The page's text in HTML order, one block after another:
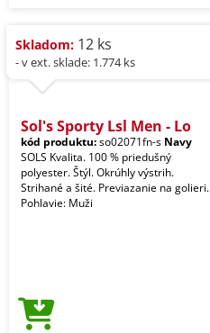
Skladom: 12 ks
- v ext. sklade: 1.774 ks
Sol's Sporty Lsl Men - Lo
kód produktu:so02071fn-s Navy
SOLS Kvalita. 100 % priedušný
polyester. Štýl. Okrúhly výstrih.
Strihané a šité. Previazanie na golieri.
Pohlavie: Muži